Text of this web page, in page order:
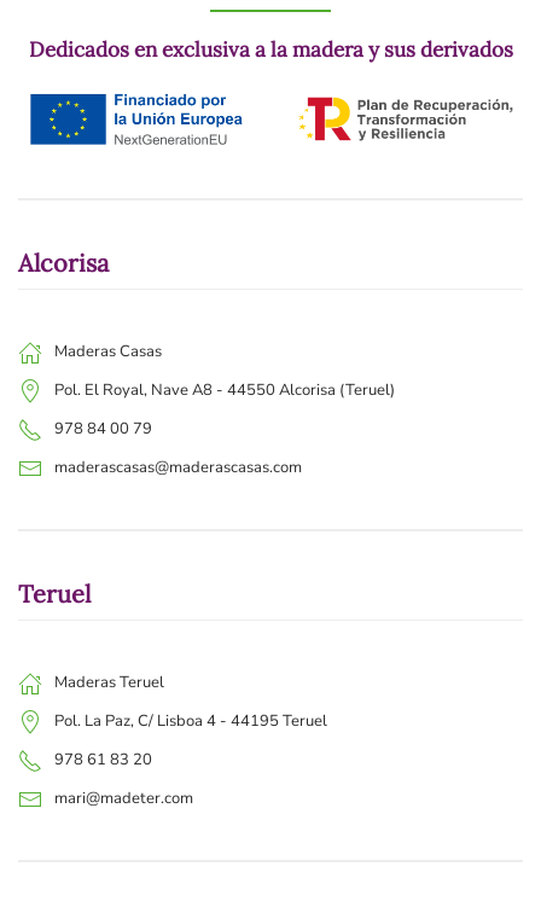
Dedicados en exclusiva a la madera y sus derivados
Alcorisa
Maderas Casas
Pol. El Royal, Nave A8 - 44550 Alcorisa (Teruel)
978 84 00 79
maderascasas@maderascasas.com
Teruel
Maderas Teruel
Pol. La Paz, C/ Lisboa 4 - 44195 Teruel
978 61 83 20
mari@madeter.com